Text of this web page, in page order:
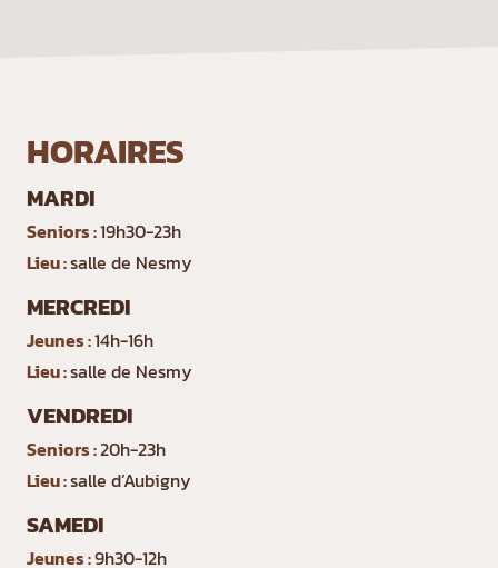
HORAIRES
MARDI
Seniors :19h30-23h
Lieu :salle de Nesmy
MERCREDI
Jeunes :14h-16h
Lieu :salle de Nesmy
VENDREDI
Seniors :20h-23h
Lieu :salle d’Aubigny
SAMEDI
Jeunes :9h30-12h